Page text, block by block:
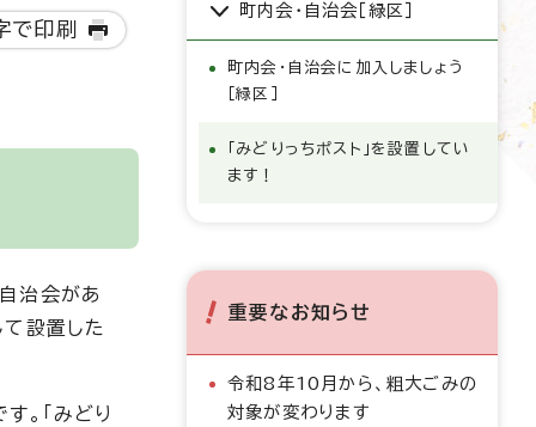
で印刷
治会があ
設置した
。「みどり
町内会・自治会［緑区］
町内会・自治会に加入しましょう
［緑区］
「みどりっちポスト」を設置してい
ます！
重要なお知らせ
令和8年10月から、粗大ごみの
対象が変わります